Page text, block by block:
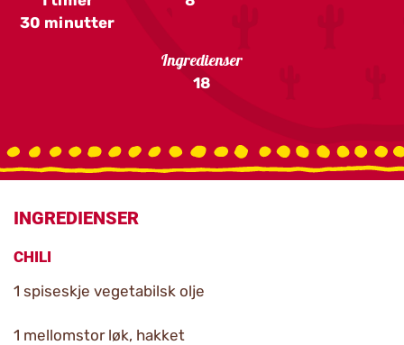
30 minutter
Ingredienser
18
INGREDIENSER
CHILI
1 spiseskje vegetabilsk olje
1 mellomstor løk, hakket